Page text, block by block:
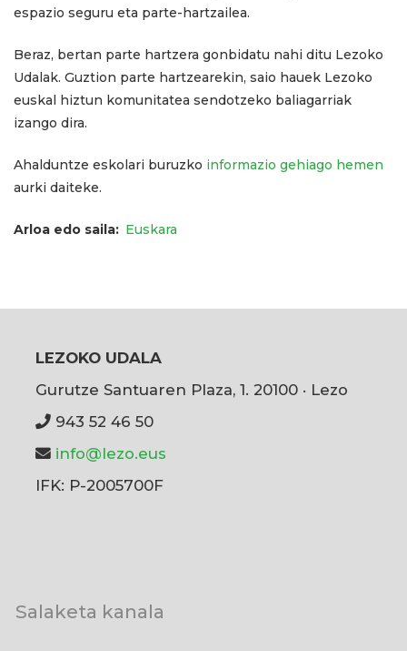
espazio seguru eta parte-hartzailea.
Beraz, bertan parte hartzera gonbidatu nahi ditu Lezoko
Udalak. Guztion parte hartzearekin, saio hauek Lezoko
euskal hiztun komunitatea sendotzeko baliagarriak
izango dira.
Ahalduntze eskolari buruzko informazio gehiago hemen
aurki daiteke.
Arloa edo saila Euskara
LEZOKO UDALA
Gurutze Santuaren Plaza, 1. 20100 · Lezo
943 52 46 50
info@lezo.eus
IFK: P-2005700F
User
account
Salaketa kanala